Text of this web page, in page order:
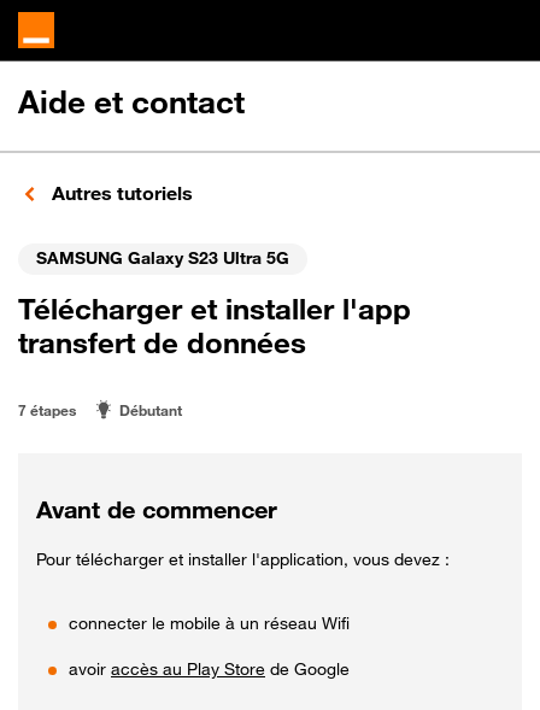
Aide et contact
Autres tutoriels
SAMSUNG Galaxy S23 Ultra 5G
Télécharger et installer l'app
transfert de données
7 étapes Débutant
Avant de commencer
Pour télécharger et installer l'application, vous devez :
connecter le mobile à un réseau Wifi
avoir accès au Play Store de Google